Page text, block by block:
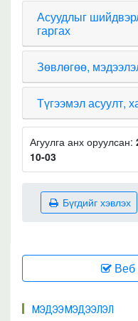
Асуудлыг
гаргах
Зөвлөгөө,
Түгээмэл асуулт,
Агуулга анх оруулсан:
10-03
Бүгдийг хэвлэх
Веб
МЭДЭЭ МЭДЭЭЛЭЛ